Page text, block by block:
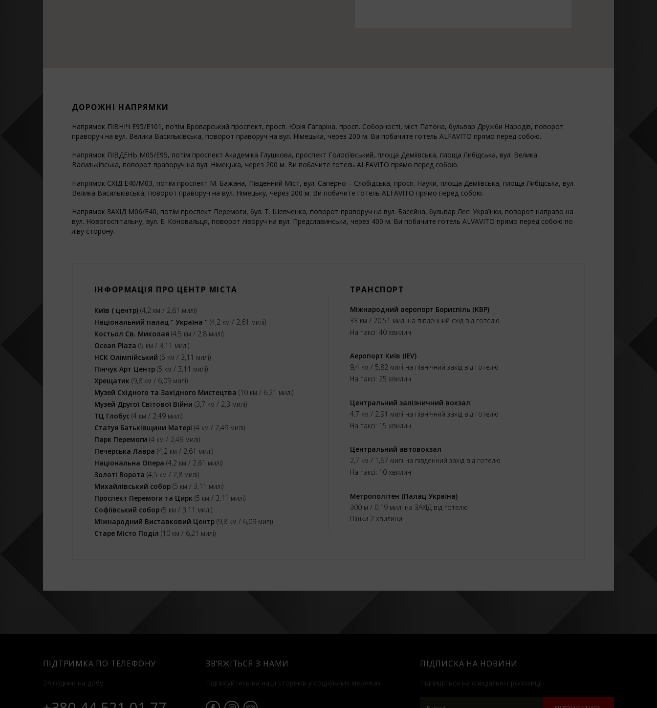
ДОРОЖНІ НАПРЯМКИ
Напрямок ПІВНІЧ E95/E101, потім Броварський проспект, просп. Юрія Гагаріна, просп. Соборності, міст Патона, бульвар Дружби Народів, поворот
праворуч на вул. Велика Васильківська, поворот праворуч на вул. Німецька, через 200 м. Ви побачите готель ALFAVITO прямо перед собою.
Напрямок ПІВДЕНЬ M05/E95, потім проспект Академіка Глушкова, проспект Голосіївський, площа Деміївська, площа Либідська, вул. Велика
Васильківська, поворот праворуч на вул. Німецька, через 200 м. Ви побачите готель ALFAVITO прямо перед собою.
Напрямок СХІД E40/M03, потім проспект М. Бажана, Південний Міст, вул. Саперно – Слобідська, просп. Науки, площа Деміївська, площа Либідська, вул.
Велика Васильківська, поворот праворуч на вул. Німецьку, через 200 м. Ви побачите готель ALFAVITO прямо перед собою.
Напрямок ЗАХІД M06/E40, потім проспект Перемоги, бул. Т. Шевченка, поворот праворуч на вул. Басейна, бульвар Лесі Українки, поворот направо на
вул. Новогоспітальну, вул. Е. Коновальця, поворот ліворуч на вул. Предславинська, через 400 м. Ви побачите готель ALVAVITO прямо перед собою по
ліву сторону.
ІНФОРМАЦІЯ ПРО ЦЕНТР МІСТА
Київ ( центр)(4,2 км / 2,61 милі)
Національний палац " Україна " (4,2 км / 2,61 милі)
Костьол Св. Миколая (4,5 км / 2,8 милі)
Ocean Plaza (5 км / 3,11 милі)
НСК Олімпійський (5 км / 3,11 милі)
Пінчук Арт Центр(5 км / 3,11 милі)
Хрещатик (9,8 км / 6,09 милі)
Музей Східного та Західного Мистецтва (10 км / 6,21 милі)
Музей Другої Світової Війни (3,7 км / 2,3 милі)
ТЦ Глобус(4 км / 2,49 милі)
Статуя Батьківщини Матері (4 км / 2,49 милі)
Парк Перемоги (4 км / 2,49 милі)
Печерська Лавра (4,2 км / 2,61 милі)
Національна Опера (4,2 км / 2,61 милі)
Золоті Ворота (4,5 км / 2,8 милі)
Михайлівський собор(5 км / 3,11 милі)
Проспект Перемоги та Цирк (5 км / 3,11 милі)
Софіївський собор(5 км / 3,11 милі)
Міжнародний Виставковий Центр(9,8 км / 6,09 милі)
Старе Місто Поділ (10 км / 6,21 милі)
ТРАНСПОРТ
Міжнародний аеропорт Бориспіль (KBP)
33 км / 20,51 милі на південний схід від готелю
На таксі: 40 хвилин
Аеропорт Київ (IEV)
9,4 км / 5,82 милі на північний захід від готелю
На таксі: 25 хвилин
Центральний залізничний вокзал
4.7 км / 2.91 милі на північний захід від готелю
На таксі: 15 хвилин
Центральний автовокзал
2,7 км / 1,67 милі на південний захід від готелю
На таксі: 10 хвилин
Метрополітен (Палац Україна)
300 м / 0.19 милі на ЗАХІД від готелю
Пішки 2 хвилини
ПІДТРИМКА ПО ТЕЛЕФОНУ
24 години на добу
ЗВ'ЯЖІТЬСЯ З НАМИ
Підписуйтесь на наші сторінки у соціальних мережах
ПІДПИСКА НА НОВИНИ
Підпишіться на спеціальні пропозиції